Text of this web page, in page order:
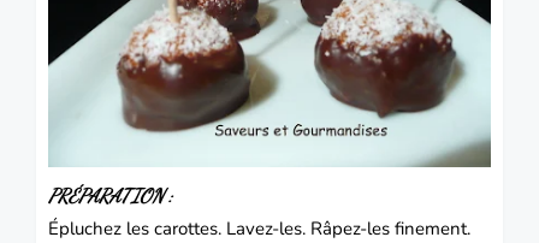
PRÉPARATION :
Épluchez les carottes. Lavez-les. Râpez-les finement.